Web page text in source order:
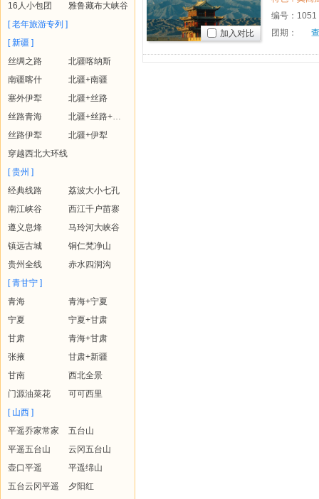
16人小包团
雅鲁藏布大峡谷
[ 老年旅游专列 ]
[ 新疆 ]
丝绸之路
北疆喀纳斯
南疆喀什
北疆+南疆
塞外伊犁
北疆+丝路
丝路青海
北疆+丝路+青海
丝路伊犁
北疆+伊犁
穿越西北大环线
[ 贵州 ]
经典线路
荔波大小七孔
南江峡谷
西江千户苗寨
遵义息烽
马玲河大峡谷
镇远古城
铜仁梵净山
贵州全线
赤水四洞沟
[ 青甘宁 ]
青海
青海+宁夏
宁夏
宁夏+甘肃
甘肃
青海+甘肃
张掖
甘肃+新疆
甘南
西北全景
门源油菜花
可可西里
[ 山西 ]
平遥乔家常家
五台山
平遥五台山
云冈五台山
壶口平遥
平遥绵山
五台云冈平遥
夕阳红
编号： 1051
团期：
加入对比